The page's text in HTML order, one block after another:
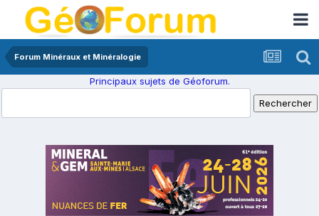
Forum Minéraux et Minéralogie
Principaux sujets de Géoforum.